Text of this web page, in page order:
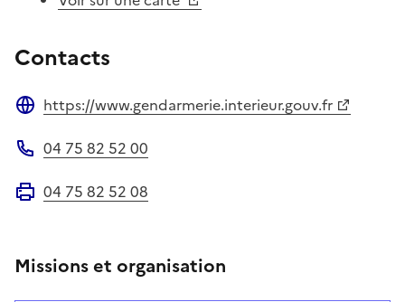
Contacts
https://www.gendarmerie.interieur.gouv.fr
04 75 82 52 00
04 75 82 52 08
Missions et organisation